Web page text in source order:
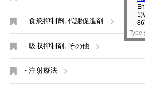
- 食慾抑制劑, 代謝促進剤
- 吸収抑制剤, その他
- 注射療法